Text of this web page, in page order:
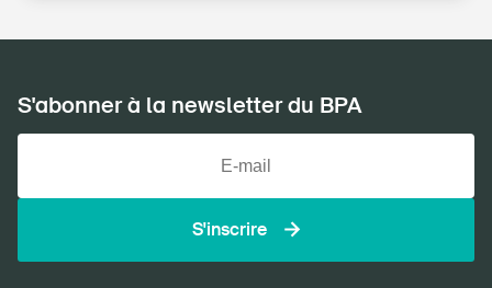
S'abonner à la newsletter du BPA
S'inscrire